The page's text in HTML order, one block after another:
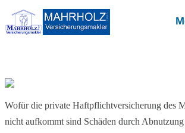
Zum Blog
Wofür die private Haftpflichtversicherung des
nicht aufkommt sind Schäden durch